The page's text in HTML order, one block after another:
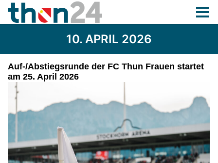
10. APRIL 2026
Auf-/Abstiegsrunde der FC Thun Frauen startet
am 25. April 2026